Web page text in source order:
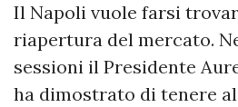
Il Napoli vuole farsi
riapertura del mercato.
sessioni il Presidente
ha dimostrato di tenere